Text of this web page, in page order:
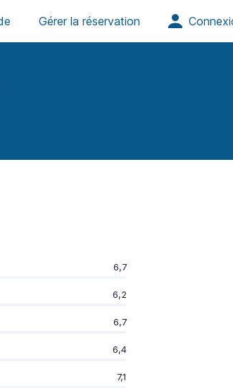
6,7
6,2
6,7
6,4
7,1